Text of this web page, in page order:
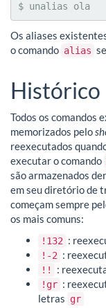
$ unalias ola
Os aliases
o comando alias
Histórico
Todos os comandos
memorizados pelo
reexecutados
executar o comando
são armazenados
em seu diretório de
começam sempre
os mais comuns:
!132 :
!-2 :
!! :
!gr :
letras gr